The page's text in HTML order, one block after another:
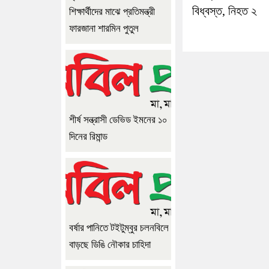
বিধ্বস্ত, নিহত ২
শিক্ষার্থীদের মাঝে প্রতিমন্ত্রী
ফারজানা শারমিন পুতুল
শীর্ষ সন্ত্রাসী ডেভিড ইমনের ১০
দিনের রিমান্ড
বর্ষার পানিতে টইটুম্বুর চলনবিলে
বাড়ছে ডিঙি নৌকার চাহিদা